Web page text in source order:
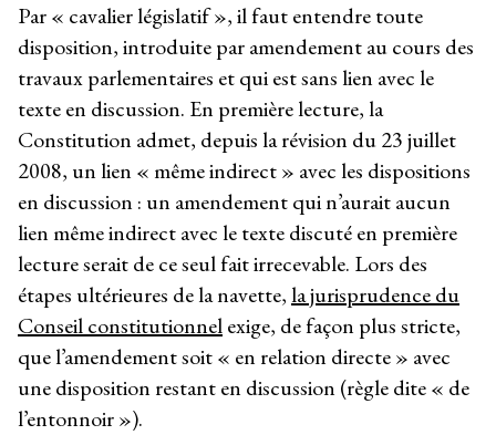
Par « cavalier législatif », il faut entendre toute
disposition, introduite par amendement au cours des
travaux parlementaires et qui est sans lien avec le
texte en discussion. En première lecture, la
Constitution admet, depuis la révision du 23 juillet
2008, un lien « même indirect » avec les dispositions
en discussion : un amendement qui n’aurait aucun
lien même indirect avec le texte discuté en première
lecture serait de ce seul fait irrecevable. Lors des
étapes ultérieures de la navette,la jurisprudence du
Conseil constitutionnelexige, de façon plus stricte,
que l’amendement soit « en relation directe » avec
une disposition restant en discussion (règle dite « de
l’entonnoir »).